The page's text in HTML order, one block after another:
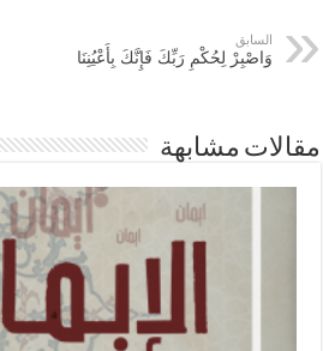
السابق
وَاصْبِرْ لِحُكْمِ رَبِّكَ فَإِنَّكَ بِأَعْيُنِنَا
مقالات مشابهة